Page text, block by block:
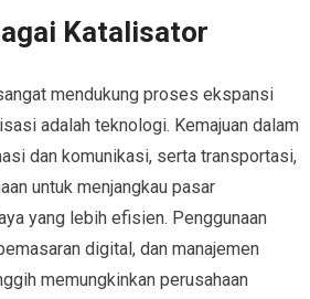
Katalisator
mendukung proses ekspansi
adalah teknologi. Kemajuan dalam
dan komunikasi, serta transportasi,
untuk menjangkau pasar
yang lebih efisien. Penggunaan
digital, dan manajemen
memungkinkan perusahaan